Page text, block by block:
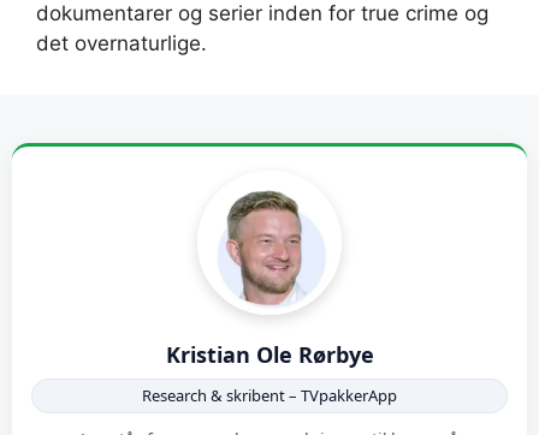
dokumentarer og serier inden for true crime og
det overnaturlige.
Kristian Ole Rørbye
Research & skribent – TVpakkerApp